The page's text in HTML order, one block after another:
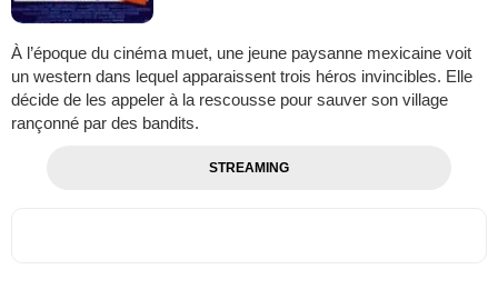
À l’époque du cinéma muet, une jeune paysanne mexicaine voit
un western dans lequel apparaissent trois héros invincibles. Elle
décide de les appeler à la rescousse pour sauver son village
rançonné par des bandits.
STREAMING